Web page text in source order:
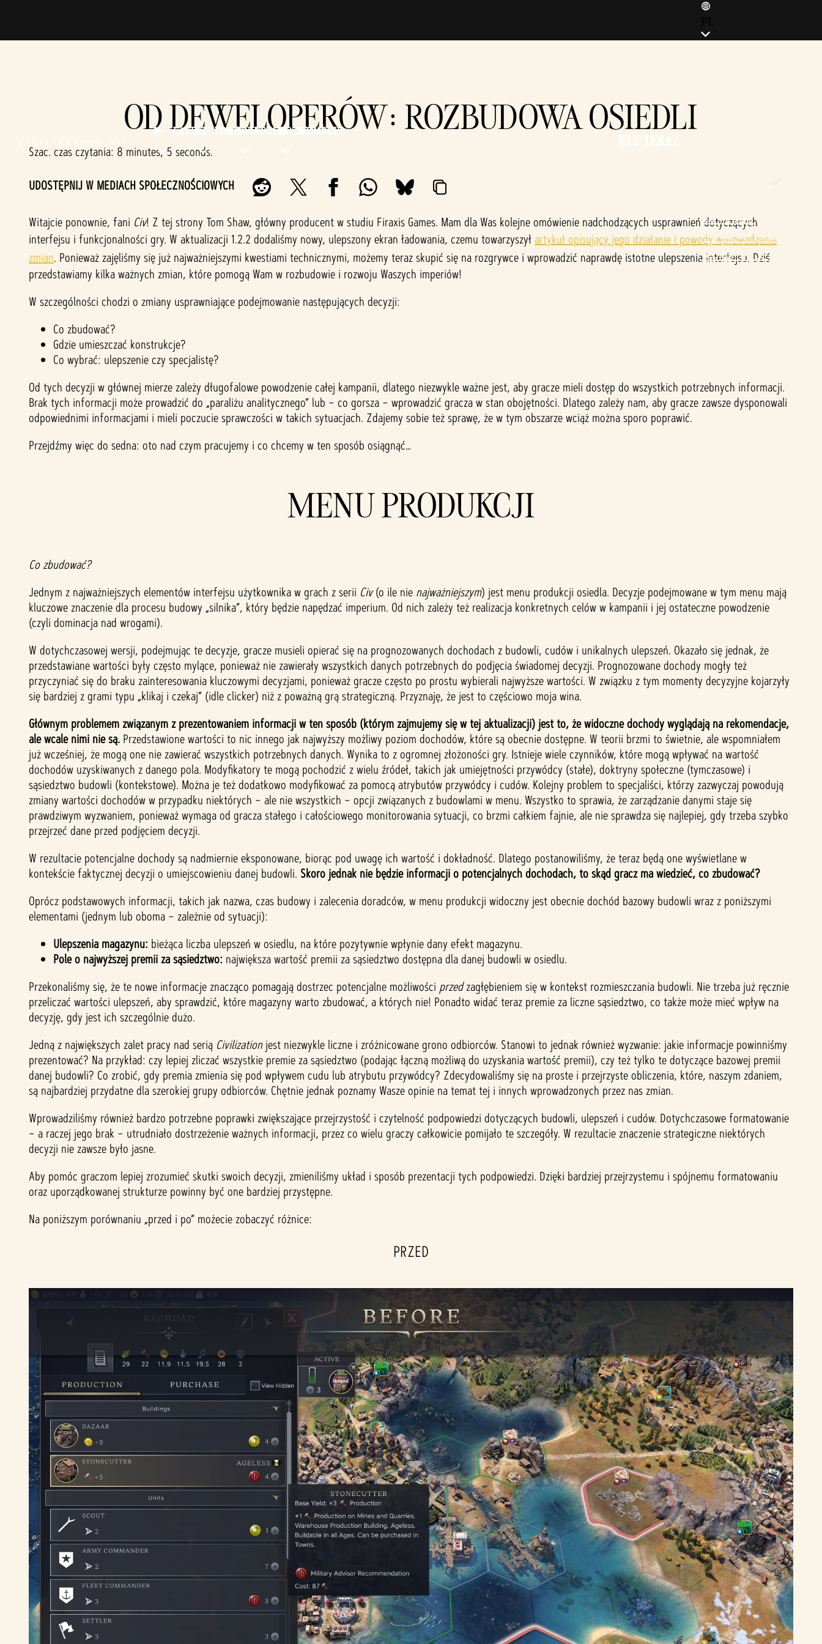
LATEST PORADNIKISPOŁECZNOŚĆ
WSPARCIE
日本語 (JP)
한국어 (KR)
繁體中文 (TW)
简体中文 (CN)
OD DEWELOPERÓW: ROZBUDOWA OSIEDLI
Szac. czas czytania 8 minutes, 5 seconds
UDOSTĘPNIJ W MEDIACH SPOŁECZNOŚCIOWYCH
Witajcie ponownie, fani Civ! Z tej strony Tom Shaw, główny producent w studiu Firaxis Games. Mam dla Was kolejne omówienie nadchodzących usprawnień dotyczących
interfejsu i funkcjonalności gry. W aktualizacji 1.2.2 dodaliśmy nowy, ulepszony ekran ładowania, czemu towarzyszył artykuł opisujący jego działanie i powody wprowadzenia
zmian. Ponieważ zajęliśmy się już najważniejszymi kwestiami technicznymi, możemy teraz skupić się na rozgrywce i wprowadzić naprawdę istotne ulepszenia interfejsu. Dziś
przedstawiamy kilka ważnych zmian, które pomogą Wam w rozbudowie i rozwoju Waszych imperiów!
W szczególności chodzi o zmiany usprawniające podejmowanie następujących decyzji:
Co zbudować?
Gdzie umieszczać konstrukcje?
Co wybrać: ulepszenie czy specjalistę?
Od tych decyzji w głównej mierze zależy długofalowe powodzenie całej kampanii, dlatego niezwykle ważne jest, aby gracze mieli dostęp do wszystkich potrzebnych informacji.
Brak tych informacji może prowadzić do „paraliżu analitycznego” lub – co gorsza – wprowadzić gracza w stan obojętności. Dlatego zależy nam, aby gracze zawsze dysponowali
odpowiednimi informacjami i mieli poczucie sprawczości w takich sytuacjach. Zdajemy sobie też sprawę, że w tym obszarze wciąż można sporo poprawić.
Przejdźmy więc do sedna: oto nad czym pracujemy i co chcemy w ten sposób osiągnąć…
MENU PRODUKCJI
Co zbudować?
Jednym z najważniejszych elementów interfejsu użytkownika w grach z serii Civ(o ile nie najważniejszym) jest menu produkcji osiedla. Decyzje podejmowane w tym menu mają
kluczowe znaczenie dla procesu budowy „silnika”, który będzie napędzać imperium. Od nich zależy też realizacja konkretnych celów w kampanii i jej ostateczne powodzenie
(czyli dominacja nad wrogami).
W dotychczasowej wersji, podejmując te decyzje, gracze musieli opierać się na prognozowanych dochodach z budowli, cudów i unikalnych ulepszeń. Okazało się jednak, że
przedstawiane wartości były często mylące, ponieważ nie zawierały wszystkich danych potrzebnych do podjęcia świadomej decyzji. Prognozowane dochody mogły też
przyczyniać się do braku zainteresowania kluczowymi decyzjami, ponieważ gracze często po prostu wybierali najwyższe wartości. W związku z tym momenty decyzyjne kojarzyły
się bardziej z grami typu „klikaj i czekaj” (idle clicker) niż z poważną grą strategiczną. Przyznaję, że jest to częściowo moja wina.
Głównym problemem związanym z prezentowaniem informacji w ten sposób (którym zajmujemy się w tej aktualizacji) jest to, że widoczne dochody wyglądają na rekomendacje,
ale wcale nimi nie są. Przedstawione wartości to nic innego jak najwyższy możliwy poziom dochodów, które są obecnie dostępne. W teorii brzmi to świetnie, ale wspomniałem
już wcześniej, że mogą one nie zawierać wszystkich potrzebnych danych. Wynika to z ogromnej złożoności gry. Istnieje wiele czynników, które mogą wpływać na wartość
dochodów uzyskiwanych z danego pola. Modyfikatory te mogą pochodzić z wielu źródeł, takich jak umiejętności przywódcy (stałe), doktryny społeczne (tymczasowe) i
sąsiedztwo budowli (kontekstowe). Można je też dodatkowo modyfikować za pomocą atrybutów przywódcy i cudów. Kolejny problem to specjaliści, którzy zazwyczaj powodują
zmiany wartości dochodów w przypadku niektórych – ale nie wszystkich – opcji związanych z budowlami w menu. Wszystko to sprawia, że zarządzanie danymi staje się
prawdziwym wyzwaniem, ponieważ wymaga od gracza stałego i całościowego monitorowania sytuacji, co brzmi całkiem fajnie, ale nie sprawdza się najlepiej, gdy trzeba szybko
przejrzeć dane przed podjęciem decyzji.
W rezultacie potencjalne dochody są nadmiernie eksponowane, biorąc pod uwagę ich wartość i dokładność. Dlatego postanowiliśmy, że teraz będą one wyświetlane w
kontekście faktycznej decyzji o umiejscowieniu danej budowli. Skoro jednak nie będzie informacji o potencjalnych dochodach, to skąd gracz ma wiedzieć, co zbudować?
Oprócz podstawowych informacji, takich jak nazwa, czas budowy i zalecenia doradców, w menu produkcji widoczny jest obecnie dochód bazowy budowli wraz z poniższymi
elementami (jednym lub oboma – zależnie od sytuacji):
Ulepszenia magazynu: bieżąca liczba ulepszeń w osiedlu, na które pozytywnie wpłynie dany efekt magazynu.
Pole o najwyższej premii za sąsiedztwo: największa wartość premii za sąsiedztwo dostępna dla danej budowli w osiedlu.
Przekonaliśmy się, że te nowe informacje znacząco pomagają dostrzec potencjalne możliwości przedzagłębieniem się w kontekst rozmieszczania budowli. Nie trzeba już ręcznie
przeliczać wartości ulepszeń, aby sprawdzić, które magazyny warto zbudować, a których nie! Ponadto widać teraz premie za liczne sąsiedztwo, co także może mieć wpływ na
decyzję, gdy jest ich szczególnie dużo.
Jedną z największych zalet pracy nad serią Civilization jest niezwykle liczne i zróżnicowane grono odbiorców. Stanowi to jednak również wyzwanie: jakie informacje powinniśmy
prezentować? Na przykład: czy lepiej zliczać wszystkie premie za sąsiedztwo (podając łączną możliwą do uzyskania wartość premii), czy też tylko te dotyczące bazowej premii
danej budowli? Co zrobić, gdy premia zmienia się pod wpływem cudu lub atrybutu przywódcy? Zdecydowaliśmy się na proste i przejrzyste obliczenia, które, naszym zdaniem,
są najbardziej przydatne dla szerokiej grupy odbiorców. Chętnie jednak poznamy Wasze opinie na temat tej i innych wprowadzonych przez nas zmian.
Wprowadziliśmy również bardzo potrzebne poprawki zwiększające przejrzystość i czytelność podpowiedzi dotyczących budowli, ulepszeń i cudów. Dotychczasowe formatowanie
– a raczej jego brak – utrudniało dostrzeżenie ważnych informacji, przez co wielu graczy całkowicie pomijało te szczegóły. W rezultacie znaczenie strategiczne niektórych
decyzji nie zawsze było jasne.
Aby pomóc graczom lepiej zrozumieć skutki swoich decyzji, zmieniliśmy układ i sposób prezentacji tych podpowiedzi. Dzięki bardziej przejrzystemu i spójnemu formatowaniu
oraz uporządkowanej strukturze powinny być one bardziej przystępne.
Na poniższym porównaniu „przed i po” możecie zobaczyć różnice:
PRZED